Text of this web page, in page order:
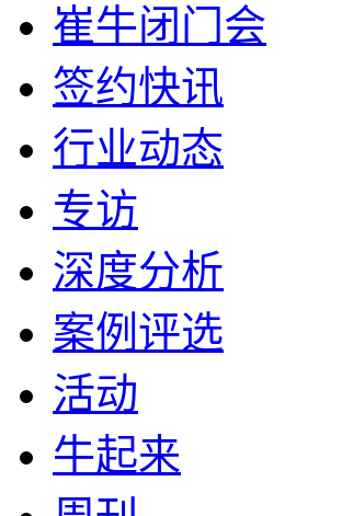
崔牛闭门会
签约快讯
行业动态
专访
深度分析
案例评选
活动
牛起来